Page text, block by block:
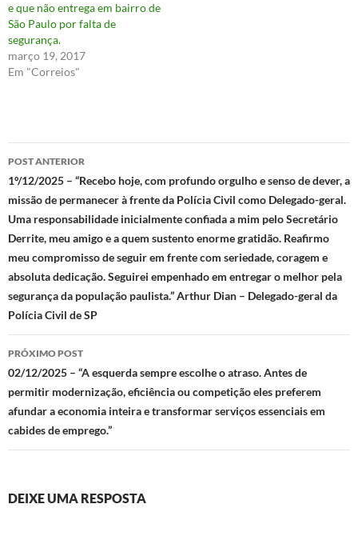
e que não entrega em bairro de
São Paulo por falta de
segurança.
março 19, 2017
Em "Correios"
Navegação
de
posts
POST ANTERIOR
1º/12/2025 – “Recebo hoje, com profundo orgulho e senso de dever, a
missão de permanecer à frente da Polícia Civil como Delegado-geral.
Uma responsabilidade inicialmente confiada a mim pelo Secretário
Derrite, meu amigo e a quem sustento enorme gratidão. Reafirmo
meu compromisso de seguir em frente com seriedade, coragem e
absoluta dedicação. Seguirei empenhado em entregar o melhor pela
segurança da população paulista.” Arthur Dian – Delegado-geral da
Polícia Civil de SP
PRÓXIMO POST
02/12/2025 – “A esquerda sempre escolhe o atraso. Antes de
permitir modernização, eficiência ou competição eles preferem
afundar a economia inteira e transformar serviços essenciais em
cabides de emprego.”
DEIXE UMA RESPOSTA